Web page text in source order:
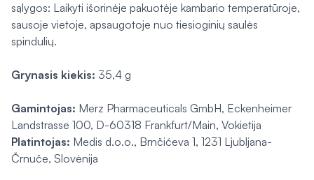
sąlygos: Laikyti išorinėje pakuotėje kambario temperatūroje,
sausoje vietoje, apsaugotoje nuo tiesioginių saulės
spindulių.
Grynasis kiekis: 35,4 g
Gamintojas: Merz Pharmaceuticals GmbH, Eckenheimer
Landstrasse 100, D-60318 Frankfurt/Main, Vokietija
Platintojas: Medis d.o.o., Brnčićeva 1, 1231 Ljubljana-
Črnuče, Slovėnija